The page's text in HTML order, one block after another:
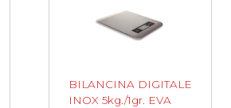
BILANCINA DIGITALE
INOX 5kg./1gr. EVA